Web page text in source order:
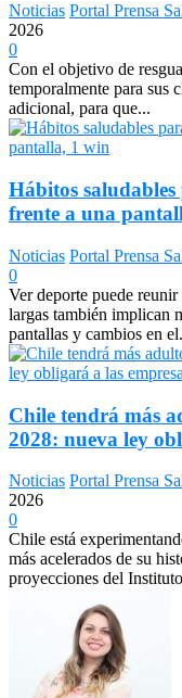
Noticias Portal Prensa
2026
0
Con el objetivo de
temporalmente para sus
adicional, para que...
Hábitos
frente a una
Noticias Portal Prensa
0
Ver deporte puede
largas también implican
pantallas y cambios en
Chile tendrá más
2028: nueva ley
Noticias Portal Prensa
2026
0
Chile está
más acelerados de su
proyecciones del